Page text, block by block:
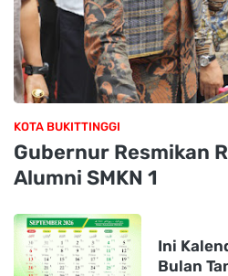
KOTA BUKITTINGGI
Gubernur Resmikan
Alumni SMKN 1
Ini
Bulan